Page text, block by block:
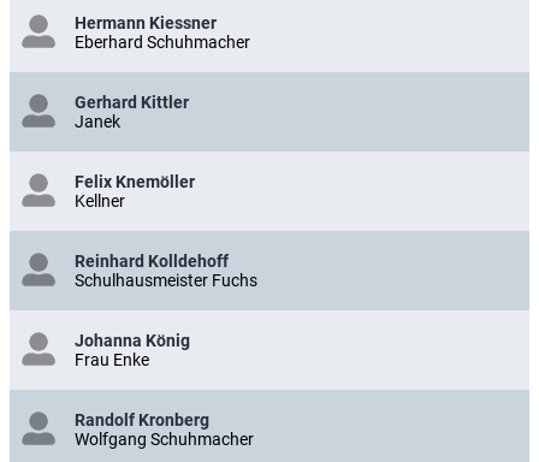
Hermann Kiessner
Eberhard Schuhmacher
Gerhard Kittler
Janek
Felix Knemöller
Kellner
Reinhard Kolldehoff
Schulhausmeister Fuchs
Johanna König
Frau Enke
Randolf Kronberg
Wolfgang Schuhmacher